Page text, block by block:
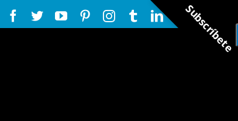
Facebook
TwitterYouTubePinterestInstagram
TumblrLinkedIn
Rss
Subscríbete